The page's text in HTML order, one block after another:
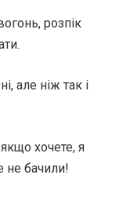
розпік
але ніж так і
хочете, я
не бачили!